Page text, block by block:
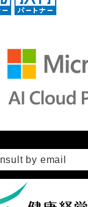
by email